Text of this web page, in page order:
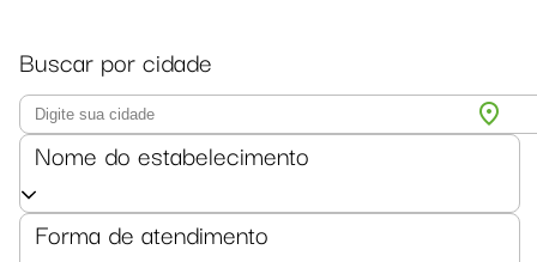
Buscar por cidade
location_on
Nome do estabelecimento
Forma de atendimento